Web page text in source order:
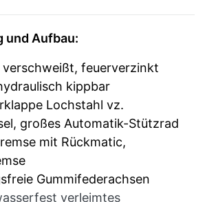
und Aufbau:
verschweißt, feuerverzinkt
kippbar
Lochstahl vz.
großes Automatik-Stützrad
mit Rückmatic,
Gummifederachsen
verleimtes